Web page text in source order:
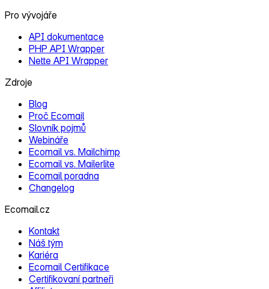
Pro vývojáře
API dokumentace
PHP API Wrapper
Nette API Wrapper
Zdroje
Blog
Proč Ecomail
Slovník pojmů
Webináře
Ecomail vs. Mailchimp
Ecomail vs. Mailerlite
Ecomail poradna
Changelog
Ecomail.cz
Kontakt
Náš tým
Kariéra
Ecomail Certifikace
Certifikovaní partneři